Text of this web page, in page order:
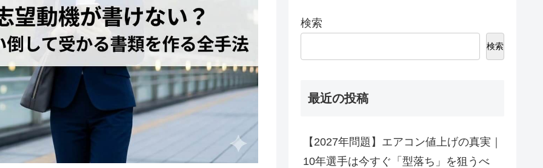
検索
検索
最近の投稿
【2027年問題】エアコン値上げの真実｜
10年選手は今すぐ「型落ち」を狙うべ